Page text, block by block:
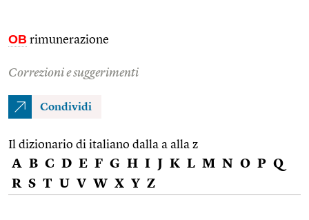
OB rimunerazione
Correzioni e suggerimenti
Condividi
Il dizionario di italiano dalla a alla z
A B C D E F G H I J K L M N O P Q
R S T U V W X Y Z